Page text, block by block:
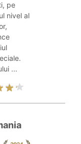
pe
nivel al
...